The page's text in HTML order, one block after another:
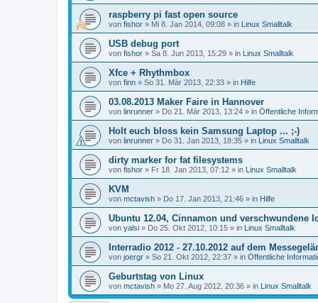
raspberry pi fast open source
von fishor » Mi 8. Jan 2014, 09:08 » in Linux Smalltalk
USB debug port
von fishor » Sa 8. Jun 2013, 15:29 » in Linux Smalltalk
Xfce + Rhythmbox
von finn » So 31. Mär 2013, 22:33 » in Hilfe
03.08.2013 Maker Faire in Hannover
von linrunner » Do 21. Mär 2013, 13:24 » in Öffentliche
Holt euch bloss kein Samsung Laptop ... ;-)
von linrunner » Do 31. Jan 2013, 18:35 » in Linux Smalltalk
dirty marker for fat filesystems
von fishor » Fr 18. Jan 2013, 07:12 » in Linux Smalltalk
KVM
von mctavish » Do 17. Jan 2013, 21:46 » in Hilfe
Ubuntu 12.04, Cinnamon und verschwundene
von yalsi » Do 25. Okt 2012, 10:15 » in Linux Smalltalk
Interradio 2012 - 27.10.2012 auf dem
von joergr » So 21. Okt 2012, 22:37 » in Öffentliche
Geburtstag von Linux
von mctavish » Mo 27. Aug 2012, 20:36 » in Linux Smalltalk